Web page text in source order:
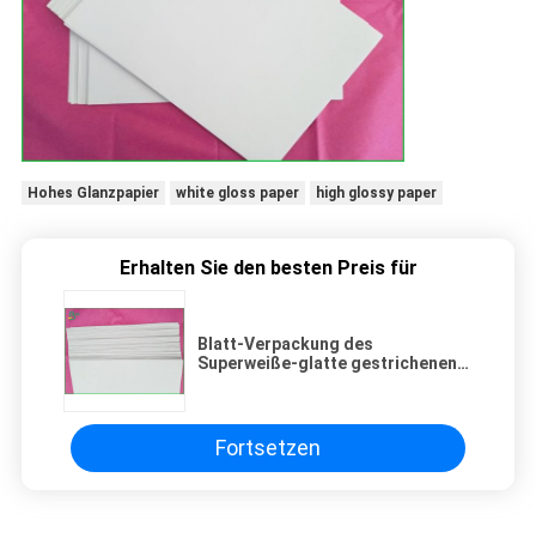
Hohes Glanzpapier white gloss paper high glossy paper
Erhalten Sie den besten Preis für
Blatt-Verpackung des
Superweiße-glatte gestrichenen
Fortsetzen